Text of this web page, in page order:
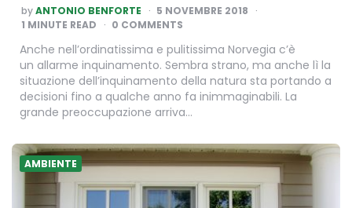
POSTED
BY
byANTONIO BENFORTE
5 NOVEMBRE 2018
1 MINUTE READ 0 COMMENTS
Anche nell’ordinatissima e pulitissima Norvegia c’è
un allarme inquinamento. Sembra strano, ma anche lì la
situazione dell’inquinamento della natura sta portando a
decisioni fino a qualche anno fa inimmaginabili. La
grande preoccupazione arriva…
AMBIENTE